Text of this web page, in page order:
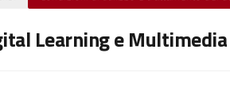
Learning e Multimedia